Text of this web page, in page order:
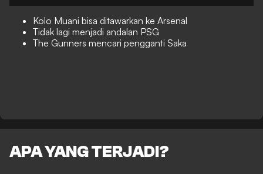
Kolo Muani bisa ditawarkan ke Arsenal
Tidak lagi menjadi andalan PSG
The Gunners mencari pengganti Saka
APA YANG TERJADI?